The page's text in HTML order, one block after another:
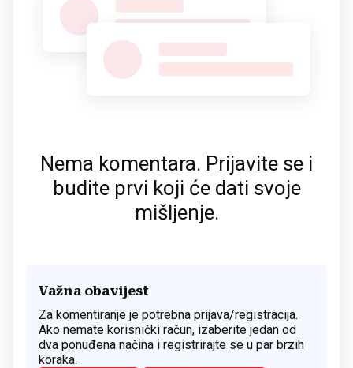
Nema komentara. Prijavite se i
budite prvi koji će dati svoje
mišljenje.
Važna obavijest
Za komentiranje je potrebna prijava/registracija.
Ako nemate korisnički račun, izaberite jedan od
dva ponuđena načina i registrirajte se u par brzih
koraka.